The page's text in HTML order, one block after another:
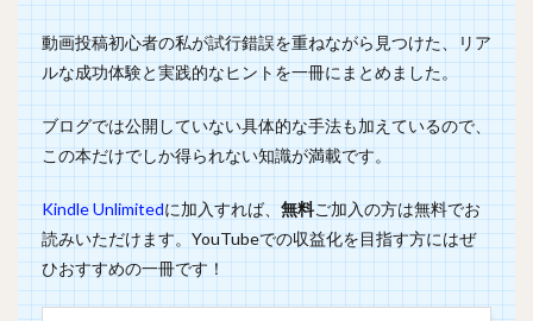
動画投稿初心者の私が試行錯誤を重ねながら見つけた、リア
ルな成功体験と実践的なヒントを一冊にまとめました。
ブログでは公開していない具体的な手法も加えているので、
この本だけでしか得られない知識が満載です。
Kindle Unlimitedに加入すれば、無料ご加入の方は無料でお
読みいただけます。YouTubeでの収益化を目指す方にはぜ
ひおすすめの一冊です！